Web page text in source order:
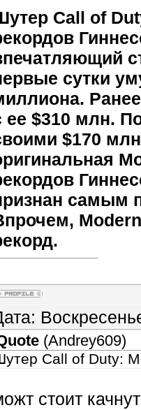
Call of
сутки
ее $310 млн.
$170
самым
(Andrey609)
Call of Duty:
стоит